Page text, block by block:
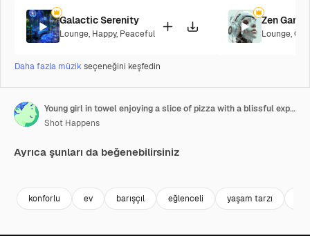
Galactic Serenity
Lounge, Happy, Peaceful
Zen
Lounge,
Daha fazla müzikseçeneğini keşfedin
Young girl in towel enjoying a slice of pizza with a blissful expression, savoring the delicious food in a cozy indoor setting, captured in a relaxed atmosphere, she is having a good time
Shot Happens
Ayrıca şunları da beğenebilirsiniz
konforlu ev barışçıl eğlenceli yaşam tarzı